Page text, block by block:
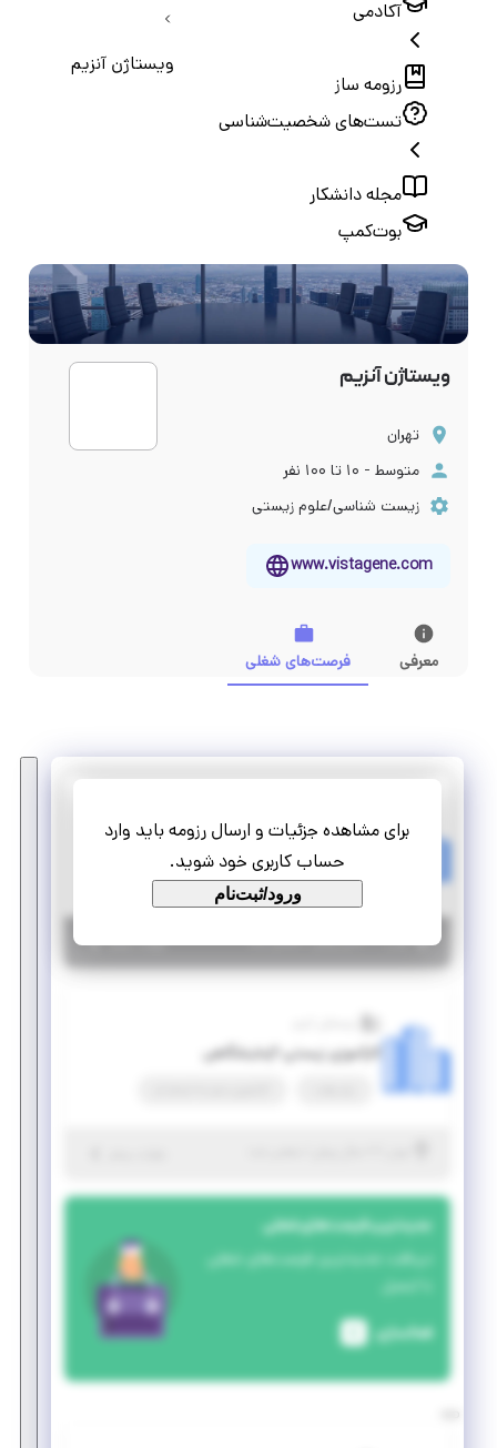
آکادمی
رزومه ساز
تست‌های شخصیت‌شناسی
مجله دانشکار
بوت‌کمپ
ویستاژن آنزیم
ویستاژن آنزیم
تهران
متوسط - ۱۰ تا ۱۰۰ نفر
زیست شناسی/علوم زیستی
www.vistagene.com
معرفی فرصت‌های شغلی
برای مشاهده جزئیات و ارسال رزومه باید وارد
حساب کاربری خود شوید.
ورود/ثبت‌نام
کارآموزی بازاریاب-حوزه زیستی
پاره وقت کارآموزی مهارت‌افزا
تهران |۷ سال پیش | منقضی شده جزئیات بیشتر
کارآموزی زیستی-آزمایشگاهی
جدیدترین فرصت‌های شغلی
دریافت جدیدترین فرصت‌های شغلی
با ایمیل
فعالسازی